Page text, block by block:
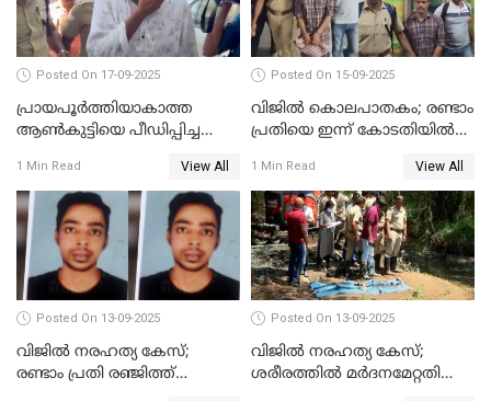
Posted On 17-09-2025
പ്രായപൂർത്തിയാകാത്ത
ആൺകുട്ടിയെ പീഡിപ്പിച്ച
അറസ്റ്റിൽ
1 Min Read View All
Posted On 15-09-2025
വിജിൽ കൊലപാതകം; രണ്ടാം
പ്രതിയെ ഇന്ന് കോടതിയിൽ
1 Min Read View All
Posted On 13-09-2025
വിജിൽ നരഹത്യ കേസ്;
രണ്ടാം പ്രതി രഞ്ജിത്ത്
Posted On 13-09-2025
വിജില്‍ നരഹത്യ കേസ്;
ശരീരത്തില്‍ മര്‍ദനമേറ്റതിന്റെ